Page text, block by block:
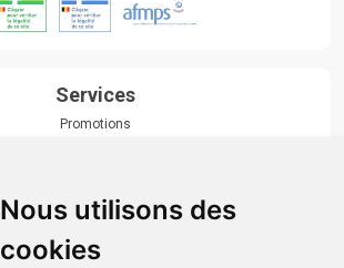
Nous utilisons des
cookies
Services
Promotions
Actualités & conseils
Événements
Marques